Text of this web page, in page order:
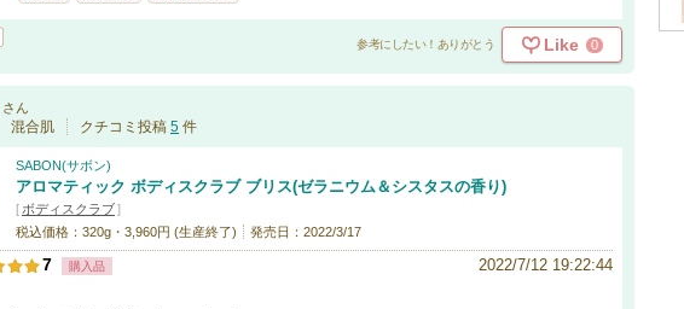
参考にしたい！ありがとう Like 0
さん
混合肌 クチコミ投稿 5 件
SABON(サボン)
アロマティック ボディスクラブ ブリス(ゼラニウム＆シスタスの香り)
[ ボディスクラブ]
税込価格：320g・3,960円 (生産終了)
発売日：2022/3/17
7 購入品 2022/7/12 19:22:44